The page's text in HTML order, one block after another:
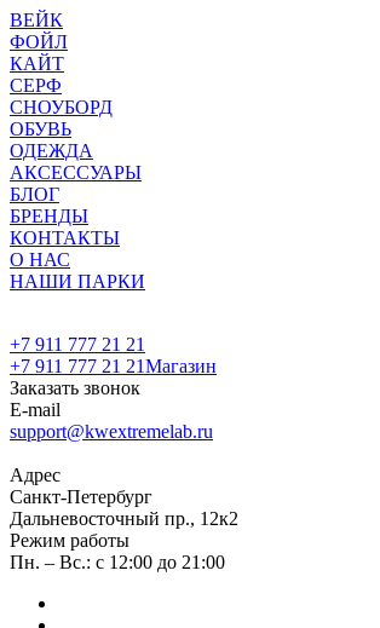
ВЕЙК
ФОЙЛ
КАЙТ
СЕРФ
СНОУБОРД
ОБУВЬ
ОДЕЖДА
АКСЕССУАРЫ
БЛОГ
БРЕНДЫ
КОНТАКТЫ
О НАС
НАШИ ПАРКИ
+7 911 777 21 21
+7 911 777 21 21Магазин
Заказать звонок
E-mail
support@kwextremelab.ru
Адрес
Санкт-Петербург
Дальневосточный пр., 12к2
Режим работы
Пн. – Вс.: с 12:00 до 21:00